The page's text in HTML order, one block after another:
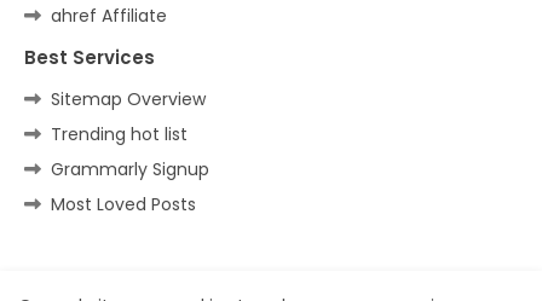
ahref Affiliate
Best Services
Sitemap Overview
Trending hot list
Grammarly Signup
Most Loved Posts
Home Contact us Privacy Policy